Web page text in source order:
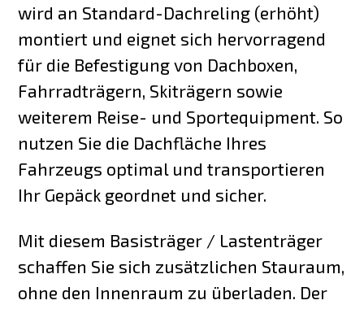
wird an Standard-Dachreling (erhöht)
montiert und eignet sich hervorragend
für die Befestigung von Dachboxen,
Fahrradträgern, Skiträgern sowie
weiterem Reise- und Sportequipment. So
nutzen Sie die Dachfläche Ihres
Fahrzeugs optimal und transportieren
Ihr Gepäck geordnet und sicher.
Mit diesem Basisträger / Lastenträger
schaffen Sie sich zusätzlichen Stauraum,
ohne den Innenraum zu überladen. Der